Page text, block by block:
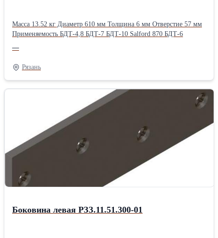
Масса 13.52 кг Диаметр 610 мм Толщина 6 мм Отверстие 57 мм
Применяемость БДТ-4,8 БДТ-7 БДТ-10 Salford 870 БДТ-6
—
Рязань
Боковина левая РЗЗ.11.51.300-01